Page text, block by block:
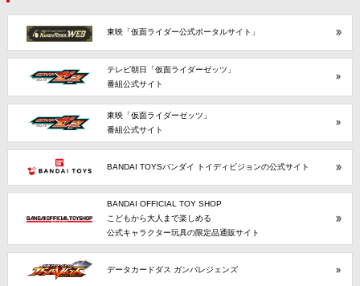
東映「仮面ライダー公式ポータルサイト」
テレビ朝日「仮面ライダーゼッツ」
番組公式サイト
東映「仮面ライダーゼッツ」
番組公式サイト
BANDAI TOYSバンダイ トイディビジョンの公式サイト
BANDAI OFFICIAL TOY SHOP
こどもから大人まで楽しめる
公式キャラクター玩具の限定品通販サイト
データカードダス ガンバレジェンズ